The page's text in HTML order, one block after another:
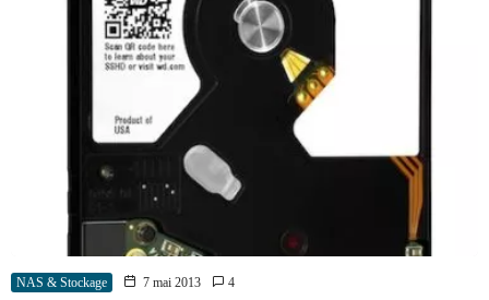
NAS & Stockage 7 mai 2013 4